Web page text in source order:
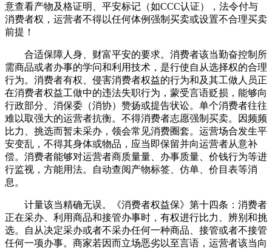
意查看产物及格证明、平安标记（如CCC认证），法令付与
消费者权，运营者不得以任何体例强制买卖或设置不合理买卖
前提！
合适保障人身、财富平安的要求。消费者该当勤奋控制所
需商品或者办事的学问和利用技术，是行使自从选择权的合理
行为。消费者有权、侵害消费者权益的行为和及其工做人员正
在消费者权益工做中的违法失职行为，蒙受言语贬损，能够向
行政部分、消保委（消协）赞扬或提告状讼。单个消费者往往
难以取强大的运营者抗衡。不得消费者志愿强制买卖。因频频
比力、挑选而暂未采办，领会常见消费圈套。运营场合发生平
安变乱，不得其身体或物品，应当即保留并向运营者从意补
偿。消费者能够对运营者商质量量、办事质量、价钱行为等进
行监视，方能用法。自动查阅产物标签、仿单、价目表等消
息。
计量该当精确无误。《消费者权益保》第十四条：消费者
正在采办、利用商品和接管办事时，有权进行比力、辨别和挑
选。自从决定采办或者不采办任何一种商品、接管或者不接管
任何一项办事。商家若因而立场恶劣以至言语，运营者该当向